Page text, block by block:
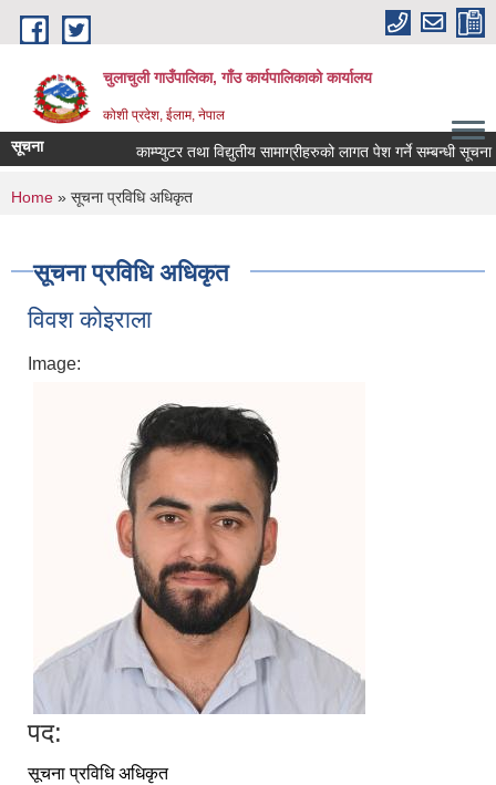
Skip to main content
चुलाचुली गाउँपालिका, गाँउ कार्यपालिकाको कार्यालय
कोशी प्रदेश, ईलाम, नेपाल
सूचना काम्प्युटर तथा विद्युतीय सामाग्रीहरुको लागत पेश गर्ने सम्बन्धी सूचना।
You are here
Home » सूचना प्रविधि अधिकृत
सूचना प्रविधि अधिकृत
विवश कोइराला
Image:
पद:
सूचना प्रविधि अधिकृत